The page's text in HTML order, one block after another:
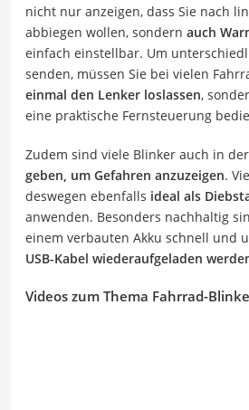
nicht nur anzeigen, dass Sie nach
abbiegen wollen, sondern auch
einfach einstellbar. Um
senden, müssen Sie bei vielen
einmal den Lenker loslassen,
eine praktische Fernsteuerung
Zudem sind viele Blinker auch in der
geben, um Gefahren anzuzeigen.
deswegen ebenfalls ideal als
anwenden. Besonders nachhaltig
einem verbauten Akku schnell und
USB-Kabel wiederaufgeladen
Videos zum Thema Fahrrad-